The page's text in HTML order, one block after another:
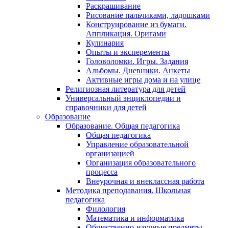
Раскрашивание
Рисование пальчиками, ладошками
Конструирование из бумаги.
Аппликация. Оригами
Кулинария
Опыты и эксперементы
Головоломки. Игры. Задания
Альбомы. Дневники. Анкеты
Активные игры дома и на улице
Религиозная литература для детей
Универсальный энциклопедии и
справочники для детей
Образование
Образование. Общая педагогика
Общая педагогика
Управление образовательной
организацией
Организация образовательного
процесса
Внеурочная и внеклассная работа
Методика преподавания. Школьная
педагогика
Филология
Математика и информатика